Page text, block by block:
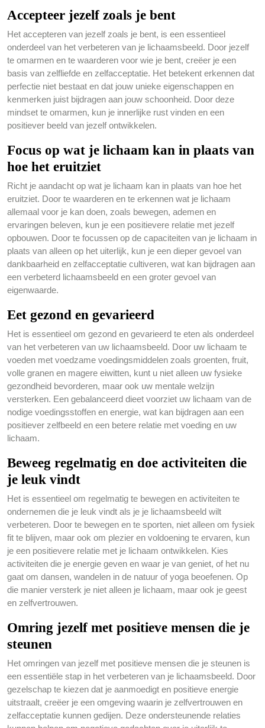
Accepteer jezelf zoals je bent
Het accepteren van jezelf zoals je bent, is een essentieel
onderdeel van het verbeteren van je lichaamsbeeld. Door jezelf
te omarmen en te waarderen voor wie je bent, creëer je een
basis van zelfliefde en zelfacceptatie. Het betekent erkennen dat
perfectie niet bestaat en dat jouw unieke eigenschappen en
kenmerken juist bijdragen aan jouw schoonheid. Door deze
mindset te omarmen, kun je innerlijke rust vinden en een
positiever beeld van jezelf ontwikkelen.
Focus op wat je lichaam kan in plaats van
hoe het eruitziet
Richt je aandacht op wat je lichaam kan in plaats van hoe het
eruitziet. Door te waarderen en te erkennen wat je lichaam
allemaal voor je kan doen, zoals bewegen, ademen en
ervaringen beleven, kun je een positievere relatie met jezelf
opbouwen. Door te focussen op de capaciteiten van je lichaam in
plaats van alleen op het uiterlijk, kun je een dieper gevoel van
dankbaarheid en zelfacceptatie cultiveren, wat kan bijdragen aan
een verbeterd lichaamsbeeld en een groter gevoel van
eigenwaarde.
Eet gezond en gevarieerd
Het is essentieel om gezond en gevarieerd te eten als onderdeel
van het verbeteren van uw lichaamsbeeld. Door uw lichaam te
voeden met voedzame voedingsmiddelen zoals groenten, fruit,
volle granen en magere eiwitten, kunt u niet alleen uw fysieke
gezondheid bevorderen, maar ook uw mentale welzijn
versterken. Een gebalanceerd dieet voorziet uw lichaam van de
nodige voedingsstoffen en energie, wat kan bijdragen aan een
positiever zelfbeeld en een betere relatie met voeding en uw
lichaam.
Beweeg regelmatig en doe activiteiten die
je leuk vindt
Het is essentieel om regelmatig te bewegen en activiteiten te
ondernemen die je leuk vindt als je je lichaamsbeeld wilt
verbeteren. Door te bewegen en te sporten, niet alleen om fysiek
fit te blijven, maar ook om plezier en voldoening te ervaren, kun
je een positievere relatie met je lichaam ontwikkelen. Kies
activiteiten die je energie geven en waar je van geniet, of het nu
gaat om dansen, wandelen in de natuur of yoga beoefenen. Op
die manier versterk je niet alleen je lichaam, maar ook je geest
en zelfvertrouwen.
Omring jezelf met positieve mensen die je
steunen
Het omringen van jezelf met positieve mensen die je steunen is
een essentiële stap in het verbeteren van je lichaamsbeeld. Door
gezelschap te kiezen dat je aanmoedigt en positieve energie
uitstraalt, creëer je een omgeving waarin je zelfvertrouwen en
zelfacceptatie kunnen gedijen. Deze ondersteunende relaties